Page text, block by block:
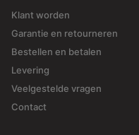
Klant worden
Garantie en retourneren
Bestellen en betalen
Levering
Veelgestelde vragen
Contact